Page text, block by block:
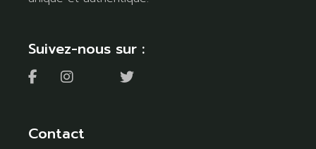
Suivez-nous sur :
Contact